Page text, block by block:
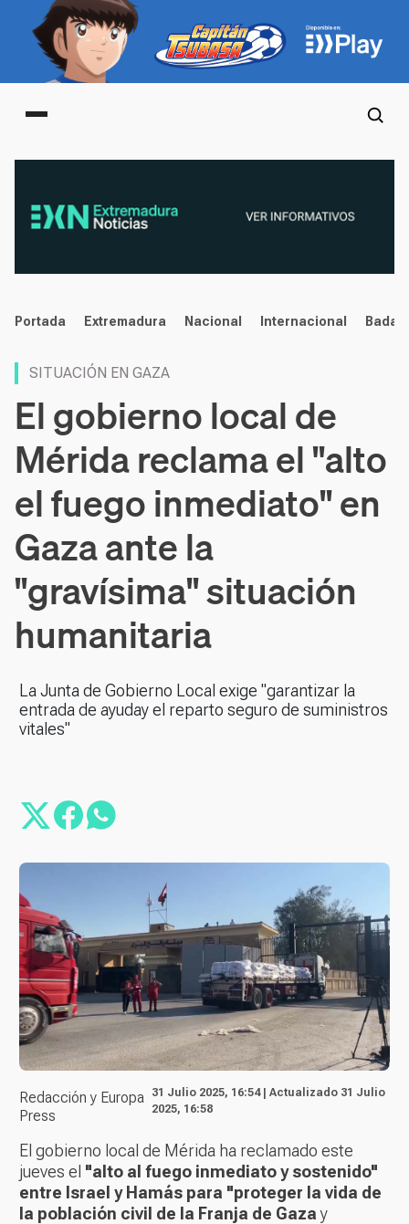
Main menu
noticias
Portada Extremadura Nacional Internacional
SITUACIÓN EN GAZA
El gobierno local de
Mérida reclama el "alto
el fuego inmediato" en
Gaza ante la
"gravísima" situación
humanitaria
La Junta de Gobierno Local exige "garantizar la
entrada de ayuday el reparto seguro de suministros
vitales"
Redacción y Europa
Press
31 Julio 2025, 16:54 | Actualizado 31 Julio
2025, 16:58
El gobierno local de Mérida ha reclamado este
jueves el "alto al fuego inmediato y sostenido"
entre Israel y Hamás para "proteger la vida de
la población civil de la Franja de Gazay